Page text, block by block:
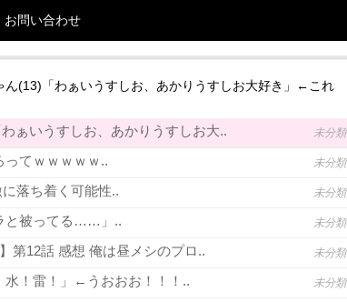
お問い合わせ
ん(13)「わぁいうすしお、あかりうすしお大好き」←これ
ぁいうすしお、あかりうすしお大.. 未分類
ってｗｗｗｗｗ.. 未分類
落ち着く可能性.. 未分類
と被ってる……」.. 未分類
第12話 感想 俺は昼メシのプロ.. 未分類
水！雷！」←うおおお！！！.. 未分類